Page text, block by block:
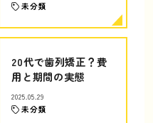
未分類
20代で歯列矯正？費
用と期間の実態
2025.05.29
未分類